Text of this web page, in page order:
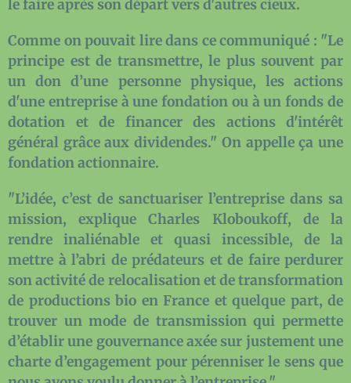
le faire après son départ vers d'autres cieux.
Comme on pouvait lire dans ce communiqué : "Le
principe est de transmettre, le plus souvent par
un don d’une personne physique, les actions
d'une entreprise à une fondation ou à un fonds de
dotation et de financer des actions d'intérêt
général grâce aux dividendes." On appelle ça une
fondation actionnaire.
"L’idée, c’est de sanctuariser l’entreprise dans sa
mission, explique Charles Kloboukoff, de la
rendre inaliénable et quasi incessible, de la
mettre à l’abri de prédateurs et de faire perdurer
son activité de relocalisation et de transformation
de productions bio en France et quelque part, de
trouver un mode de transmission qui permette
d’établir une gouvernance axée sur justement une
charte d’engagement pour pérenniser le sens que